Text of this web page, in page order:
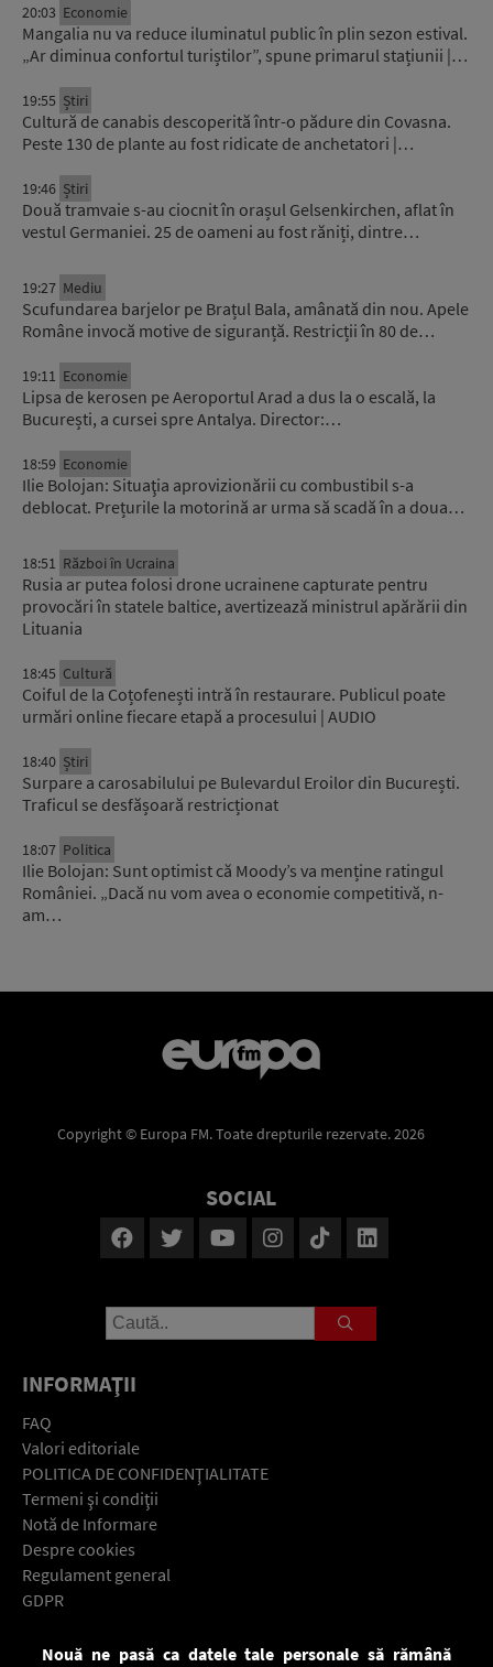
20:03 Economie
Mangalia nu va reduce iluminatul public în plin sezon estival.
„Ar diminua confortul turiștilor”, spune primarul stațiunii |…
19:55 Știri
Cultură de canabis descoperită într-o pădure din Covasna.
Peste 130 de plante au fost ridicate de anchetatori |…
19:46 Știri
Două tramvaie s-au ciocnit în orașul Gelsenkirchen, aflat în
vestul Germaniei. 25 de oameni au fost răniți, dintre…
19:27 Mediu
Scufundarea barjelor pe Brațul Bala, amânată din nou. Apele
Române invocă motive de siguranță. Restricții în 80 de…
19:11 Economie
Lipsa de kerosen pe Aeroportul Arad a dus la o escală, la
București, a cursei spre Antalya. Director:…
18:59 Economie
Ilie Bolojan: Situaţia aprovizionării cu combustibil s-a
deblocat. Prețurile la motorină ar urma să scadă în a doua…
18:51 Război în Ucraina
Rusia ar putea folosi drone ucrainene capturate pentru
provocări în statele baltice, avertizează ministrul apărării din
Lituania
18:45 Cultură
Coiful de la Coțofenești intră în restaurare. Publicul poate
urmări online fiecare etapă a procesului | AUDIO
18:40 Știri
Surpare a carosabilului pe Bulevardul Eroilor din București.
Traficul se desfășoară restricționat
18:07 Politica
Ilie Bolojan: Sunt optimist că Moody’s va menține ratingul
României. „Dacă nu vom avea o economie competitivă, n-
am…
Copyright © Europa FM. Toate drepturile rezervate. 2026
SOCIAL
INFORMAŢII
FAQ
Valori editoriale
POLITICA DE CONFIDENŢIALITATE
Termeni şi condiţii
Notă de Informare
Despre cookies
Regulament general
GDPR
Nouă ne pasă ca datele tale personale să rămână